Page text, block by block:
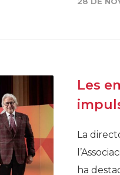
Les
La
ha